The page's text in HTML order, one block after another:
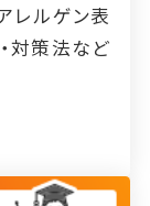
レルゲン表
対策法など